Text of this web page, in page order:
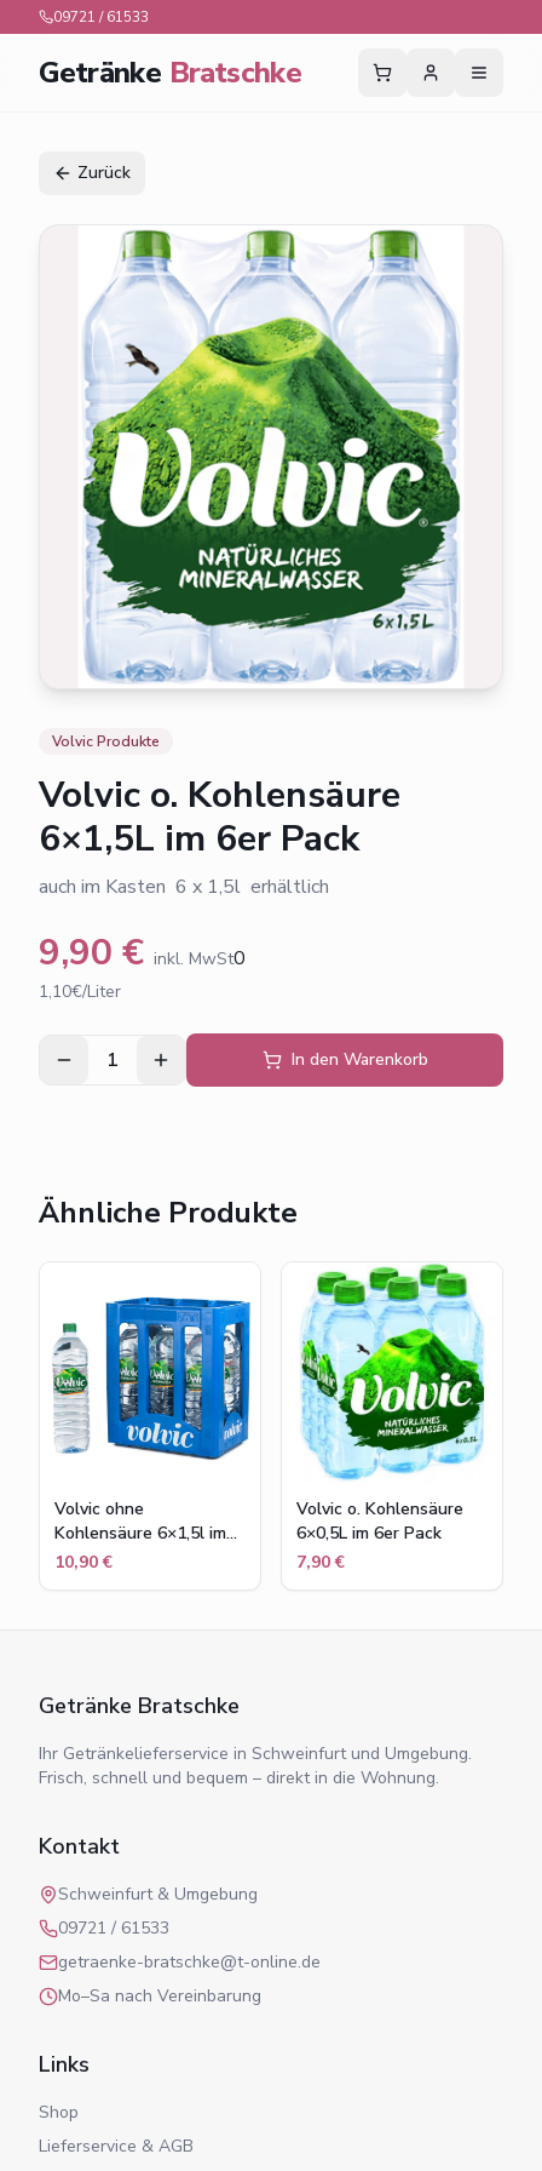
09721 / 61533
Getränke Bratschke
Zurück
Volvic Produkte
Volvic o. Kohlensäure
6×1,5L im 6er Pack
auch im Kasten 6 x 1,5l erhältlich
9,90 € inkl. MwSt0
1,10€/Liter
1 In den Warenkorb
Ähnliche Produkte
Volvic ohne
Kohlensäure 6×1,5l im
Kasten
10,90 €
Volvic o. Kohlensäure
6×0,5L im 6er Pack
7,90 €
Getränke Bratschke
Ihr Getränkelieferservice in Schweinfurt und Umgebung.
Frisch, schnell und bequem – direkt in die Wohnung.
Kontakt
Schweinfurt & Umgebung
09721 / 61533
getraenke-bratschke@t-online.de
Mo–Sa nach Vereinbarung
Links
Shop
Lieferservice & AGB